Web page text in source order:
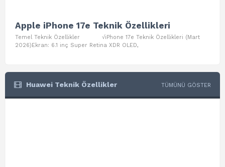
Apple iPhone 17e Teknik Özellikleri
Temel Teknik Özellikler √iPhone 17e Teknik Özellikleri (Mart
2026)Ekran: 6.1 inç Super Retina XDR OLED,
Huawei Teknik Özellikler TÜMÜNÜ GÖSTER